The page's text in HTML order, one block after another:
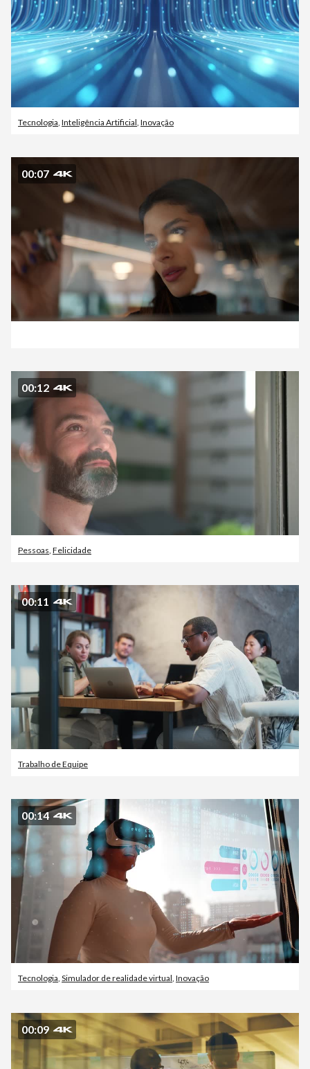
Tecnologia Inteligência Artificial Inovação
00:07
00:12
Pessoas Felicidade
00:11
Trabalho de Equipe
00:14
Tecnologia Simulador de realidade virtual Inovação
00:09